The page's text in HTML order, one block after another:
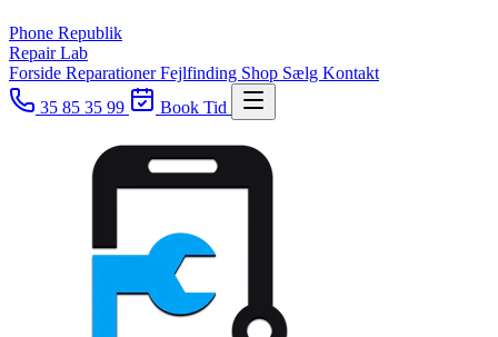
Phone Republik
Repair Lab
Forside ReparationerFejlfinding Shop Sælg Kontakt
35 85 35 99
Book Tid